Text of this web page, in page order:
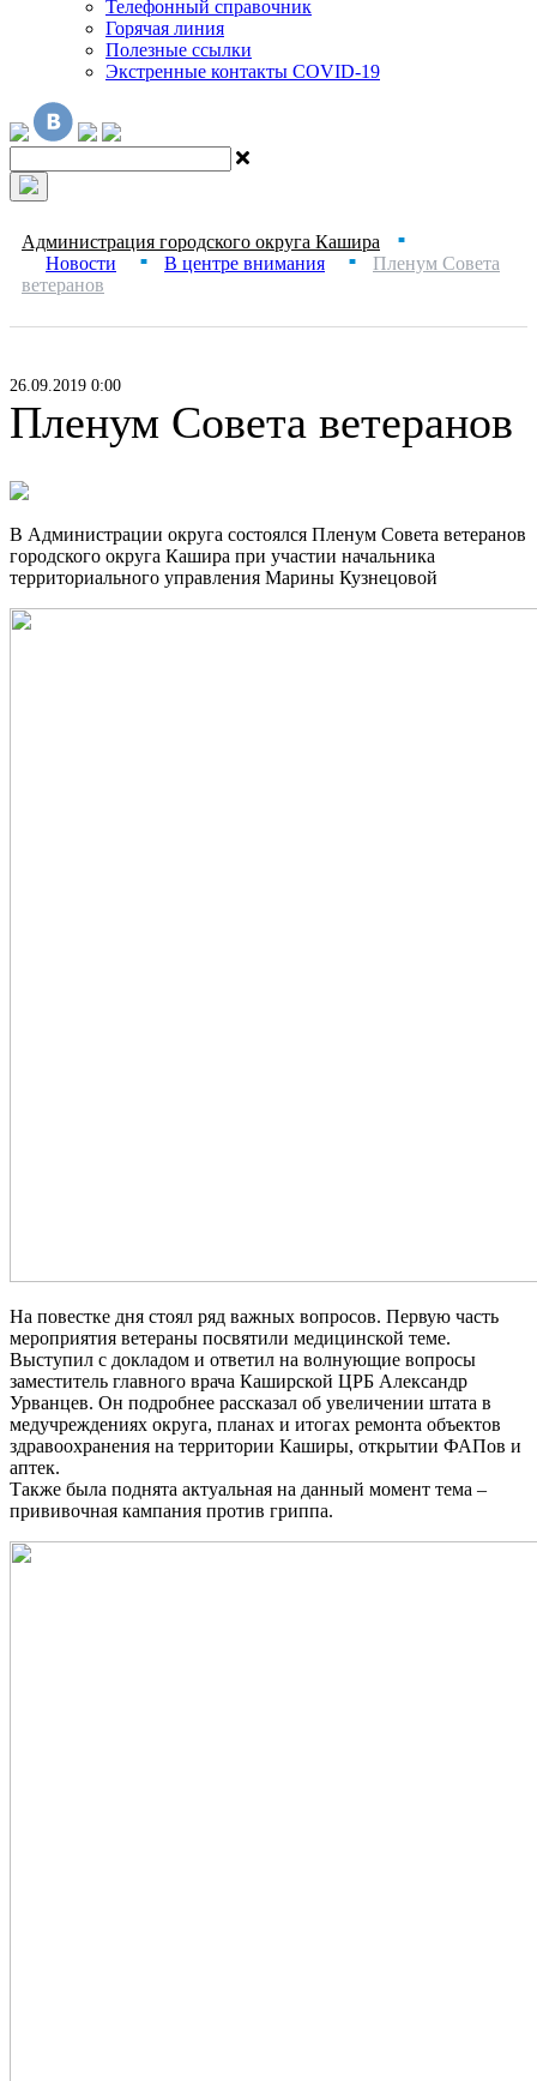
Телефонный справочник
Горячая линия
Полезные ссылки
Экстренные контакты COVID-19
Администрация городского округа Кашира ■
Новости ■ В центре внимания ■
Пленум Совета
ветеранов
26.09.2019 0:00
Пленум Совета ветеранов
В Администрации округа состоялся Пленум Совета ветеранов
городского округа Кашира при участии начальника
территориального управления Марины Кузнецовой
На повестке дня стоял ряд важных вопросов. Первую часть
мероприятия ветераны посвятили медицинской теме.
Выступил с докладом и ответил на волнующие вопросы
заместитель главного врача Каширской ЦРБ Александр
Урванцев. Он подробнее рассказал об увеличении штата в
медучреждениях округа, планах и итогах ремонта объектов
здравоохранения на территории Каширы, открытии ФАПов и
аптек.
Также была поднята актуальная на данный момент тема –
прививочная кампания против гриппа.